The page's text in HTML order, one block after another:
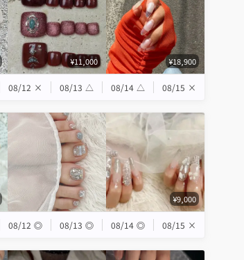
¥11,000 ¥18,900
08/12 × 08/13 △ 08/14 △ 08/15 ×
¥9,000
08/12 ◎ 08/13 ◎ 08/14 ◎ 08/15 ×